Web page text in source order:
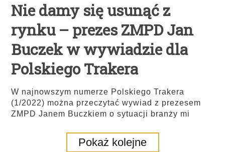
Nie damy się usunąć z
rynku – prezes ZMPD Jan
Buczek w wywiadzie dla
Polskiego Trakera
W najnowszym numerze Polskiego Trakera
(1/2022) można przeczytać wywiad z prezesem
ZMPD Janem Buczkiem o sytuacji branży mi
Pokaż kolejne